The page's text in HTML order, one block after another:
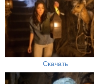
Скачать